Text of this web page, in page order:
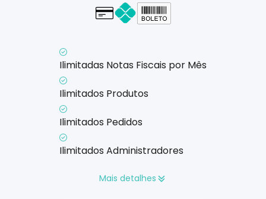
Cartão - em até 1x
Ilimitadas Notas Fiscais por Mês
Ilimitados Produtos
Ilimitados Pedidos
Ilimitados Administradores
Mais detalhes